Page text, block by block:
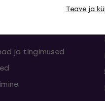
Teave ja
lepingust
ja tingimused